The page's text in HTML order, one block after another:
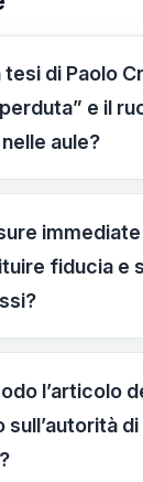
tesi di Paolo
e il
aule?
che la
a partire dai
del 1974, che
alla scuola,
questa
fiducia e
ci sono
famiglie e
di contatto
minima di
l’articolo
sull’autorità